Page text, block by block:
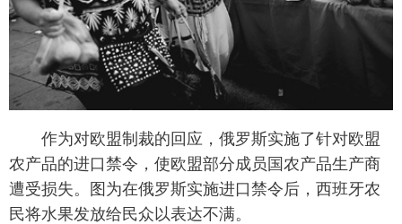
作为对欧盟制裁的回应，俄罗斯实施了针对欧盟
农产品的进口禁令，使欧盟部分成员国农产品生产商
遭受损失。图为在俄罗斯实施进口禁令后，西班牙农
民将水果发放给民众以表达不满。